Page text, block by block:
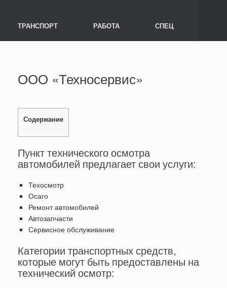
ТРАНСПОРТ РАБОТА СПЕЦ
ООО «Техносервис»
Содержание
Пункт технического осмотра
автомобилей предлагает свои услуги:
Техосмотр
Осаго
Ремонт автомобилей
Автозапчасти
Сервисное обслуживание
Категории транспортных средств,
которые могут быть предоставлены на
технический осмотр: